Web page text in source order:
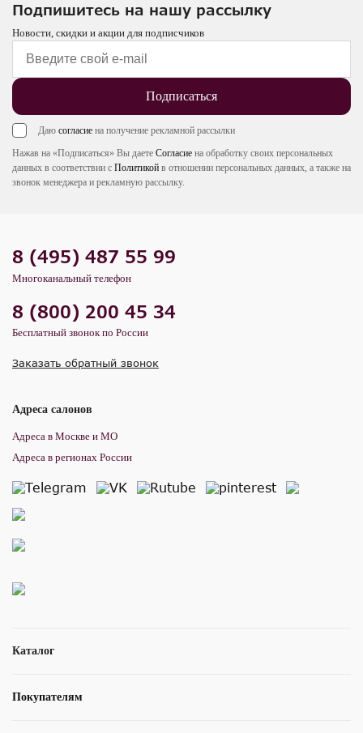
Подпишитесь на нашу рассылку
Новости, скидки и акции для подписчиков
Подписаться
Даю согласие на получение рекламной рассылки
Нажав на «Подписаться» Вы даете Согласие на обработку своих персональных
данных в соответствии с Политикой в отношении персональных данных, а также на
звонок менеджера и рекламную рассылку.
Каталог
Покупателям
8 (495) 487 55 99
Многоканальный телефон
8 (800) 200 45 34
Бесплатный звонок по России
Заказать обратный звонок
Адреса салонов
Адреса в Москве и МО
Адреса в регионах России